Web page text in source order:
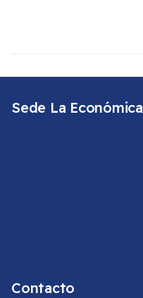
Sede La Económica
Contacto